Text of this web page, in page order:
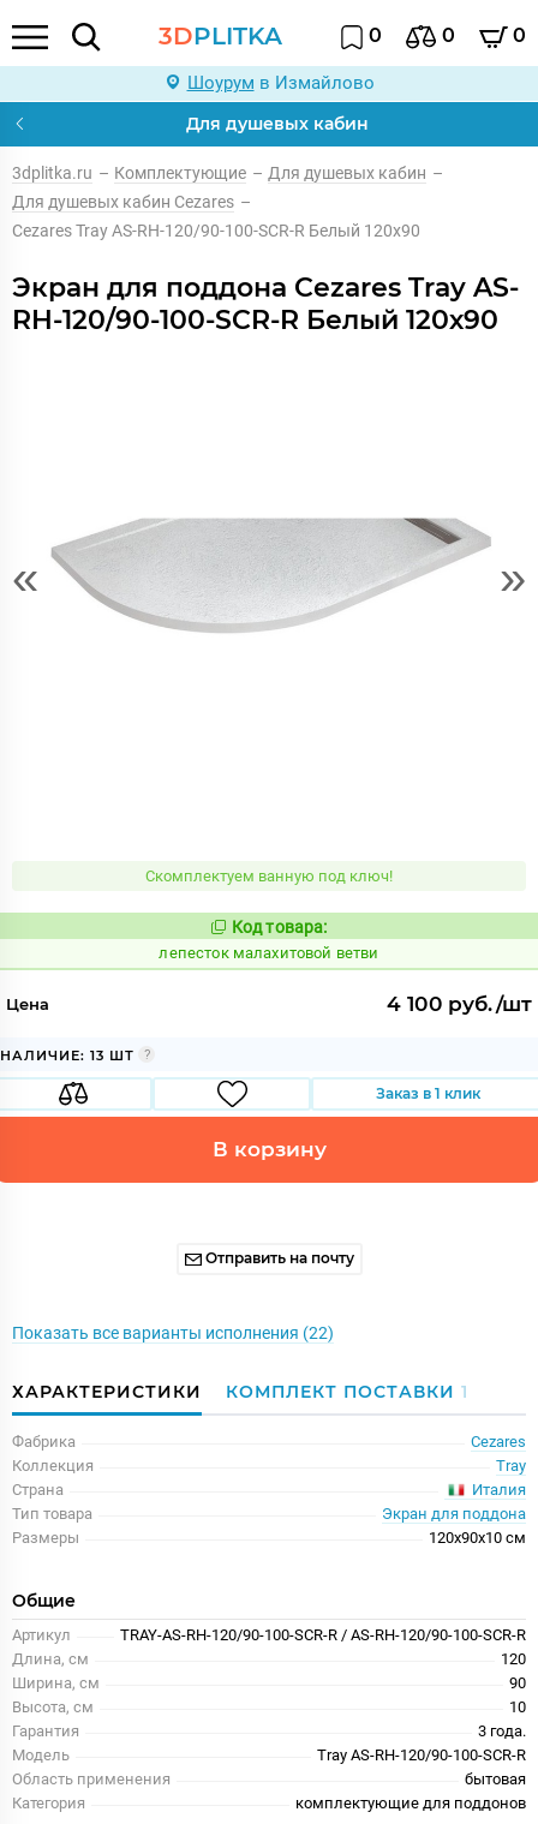
3DPLITKA 0 0 0
Шоурум в Измайлово
Для душевых кабин
3dplitka.ru – Комплектующие – Для душевых кабин –
Для душевых кабин Cezares –
Cezares Tray AS-RH-120/90-100-SCR-R Белый 120х90
Экран для поддона Cezares Tray AS-
RH-120/90-100-SCR-R Белый 120х90
« »
Скомплектуем ванную под ключ!
Код:
865884
Код товара:
лепесток малахитовой ветви
Цена 4 100 руб./шт
НАЛИЧИЕ: 13 ШТ
Заказ в 1 клик
В корзину
Отправить на почту
Показать все варианты исполнения (22)
ХАРАКТЕРИСТИКИ КОМПЛЕКТ ПОСТАВКИ 1
Фабрика
Cezares
Коллекция
Tray
Страна
Италия
Тип товара
Экран для поддона
Размеры
120x90x10 см
Общие
Артикул
TRAY-AS-RH-120/90-100-SCR-R / AS-RH-120/90-100-SCR-R
Длина, см
120
Ширина, см
90
Высота, см
10
Гарантия
3 года.
Модель
Tray AS-RH-120/90-100-SCR-R
Область применения
бытовая
Категория
комплектующие для поддонов